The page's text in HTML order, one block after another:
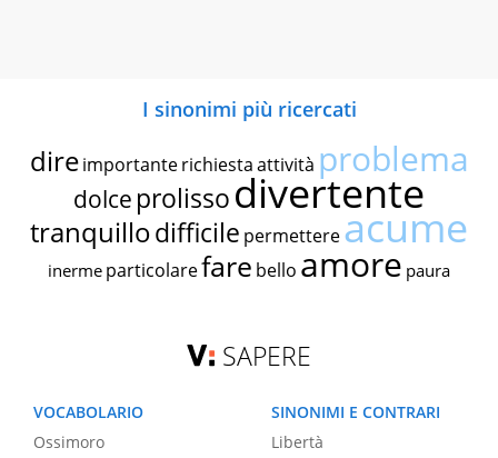
I sinonimi più ricercati
dire importante richiestaattività problema
dolce prolissodivertente
tranquillodifficile permettereacume
inerme particolarefare bello amore paura
SAPERE
VOCABOLARIO
Ossimoro
SINONIMI E CONTRARI
Libertà